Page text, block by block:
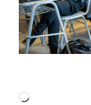
Cargando...